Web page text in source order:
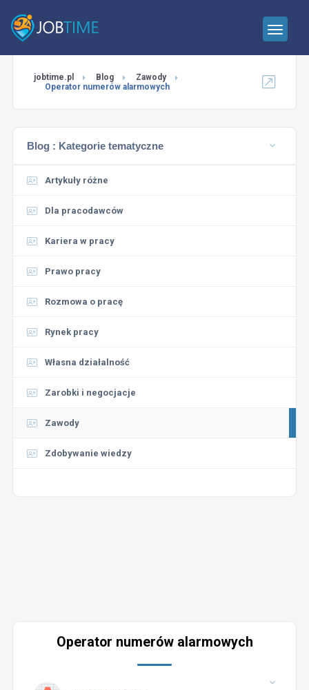
jobtime.pl Blog
Zawody
Operator numerów alarmowych
Blog : Kategorie tematyczne
Artykuły różne
Dla pracodawców
Kariera w pracy
Prawo pracy
Rozmowa o pracę
Rynek pracy
Własna działalność
Zarobki i negocjacje
Zawody
Zdobywanie wiedzy
Operator numerów alarmowych